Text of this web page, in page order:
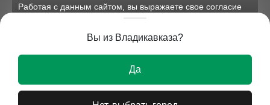
Карта сайта
исключительно информационный характер и ни при
каких условиях не является публичной офертой.
Вы из Владикавказа?
Да
Работая с данным сайтом, вы выражаете свое согласие
данных на условиях, изложенных в
соответствующих